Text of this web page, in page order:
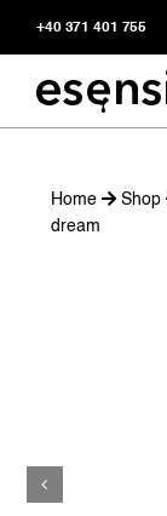
+40 371 401 755
Home Shop
dream